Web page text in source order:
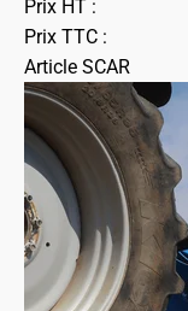
Prix HT :
Prix TTC :
Article SCAR